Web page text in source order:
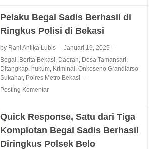
Pelaku Begal Sadis Berhasil di
Ringkus Polisi di Bekasi
by Rani Antika Lubis
Januari 19, 2025
Begal Berita Bekasi Daerah Desa Tamansari
Ditangkap hukum, Kriminal Onkoseno Grandiarso
Sukahar, Polres Metro Bekasi
Posting Komentar
Quick Response, Satu dari Tiga
Komplotan Begal Sadis Berhasil
Diringkus Polsek Belo